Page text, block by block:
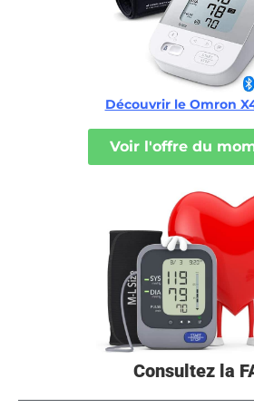
Découvrir le Omron
Voir l'offre du
Consultez la